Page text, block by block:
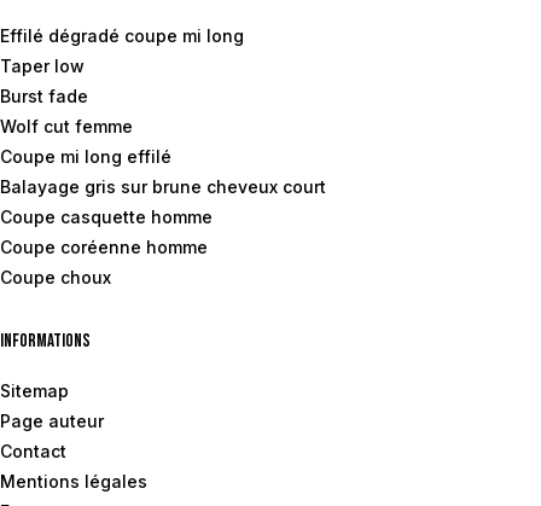
Effilé dégradé coupe mi long
Taper low
Burst fade
Wolf cut femme
Coupe mi long effilé
Balayage gris sur brune cheveux court
Coupe casquette homme
Coupe coréenne homme
Coupe choux
Informations
Sitemap
Page auteur
Contact
Mentions légales